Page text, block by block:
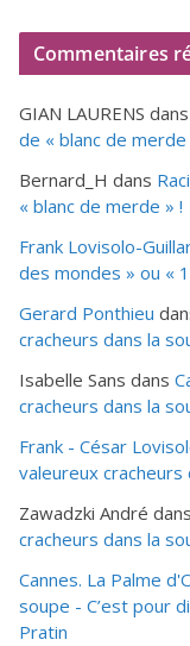
Commentaires
GIAN LAURENS dans
de « blanc de merde
Bernard_H dans
« blanc de merde » !
Frank Lovisolo-
des mondes » ou «
Gerard Ponthieu
cracheurs dans la
Isabelle Sans dans
cracheurs dans la
Frank - César
valeureux cracheurs
Zawadzki André dans
cracheurs dans la
Cannes. La Palme
soupe - C’est pour
Pratin